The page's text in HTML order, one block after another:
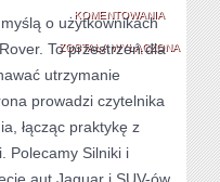
KOMENTOWANIATUNING
PREMIUM
ZOSTAŁA WYŁĄCZONA
o użytkownikach
To przestrzeń dla
utrzymanie
prowadzi czytelnika
łącząc praktykę z
Polecamy Silniki i